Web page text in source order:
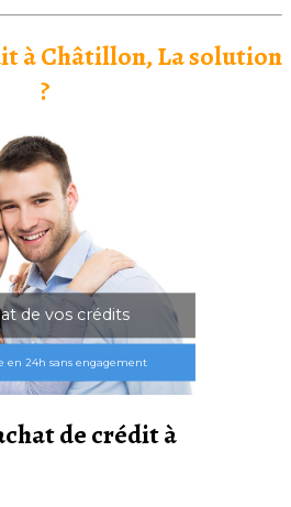
à Châtillon, La solution
?
en 24h sans engagement
de vos crédits
de crédit à